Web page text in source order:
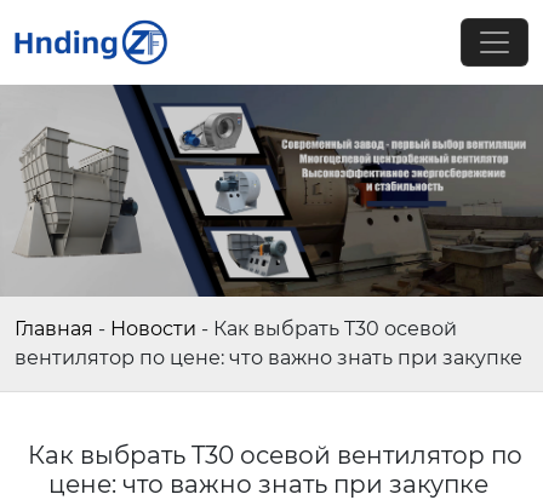
Главная - Новости - Как выбрать T30 осевой
вентилятор по цене: что важно знать при закупке
Как выбрать T30 осевой вентилятор по
цене: что важно знать при закупке